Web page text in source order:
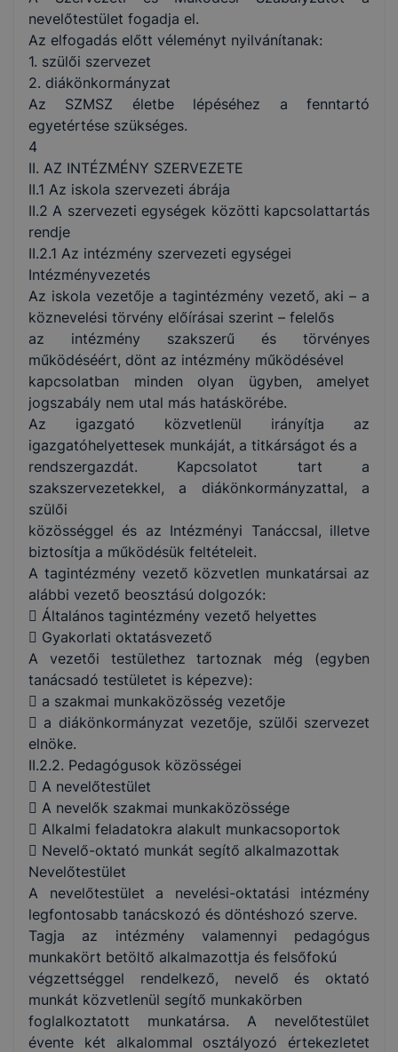
nevelőtestület fogadja el.
Az elfogadás előtt véleményt nyilvánítanak:
1. szülői szervezet
2. diákönkormányzat
Az SZMSZ életbe lépéséhez a fenntartó
egyetértése szükséges.
4
II. AZ INTÉZMÉNY SZERVEZETE
II.1 Az iskola szervezeti ábrája
II.2 A szervezeti egységek közötti kapcsolattartás
rendje
II.2.1 Az intézmény szervezeti egységei
Intézményvezetés
Az iskola vezetője a tagintézmény vezető, aki – a
köznevelési törvény előírásai szerint – felelős
az intézmény szakszerű és törvényes
működéséért, dönt az intézmény működésével
kapcsolatban minden olyan ügyben, amelyet
jogszabály nem utal más hatáskörébe.
Az igazgató közvetlenül irányítja az
igazgatóhelyettesek munkáját, a titkárságot és a
rendszergazdát. Kapcsolatot tart a
szakszervezetekkel, a diákönkormányzattal, a
szülői
közösséggel és az Intézményi Tanáccsal, illetve
biztosítja a működésük feltételeit.
A tagintézmény vezető közvetlen munkatársai az
alábbi vezető beosztású dolgozók:
 Általános tagintézmény vezető helyettes
 Gyakorlati oktatásvezető
A vezetői testülethez tartoznak még (egyben
tanácsadó testületet is képezve):
 a szakmai munkaközösség vezetője
 a diákönkormányzat vezetője, szülői szervezet
elnöke.
II.2.2. Pedagógusok közösségei
 A nevelőtestület
 A nevelők szakmai munkaközössége
 Alkalmi feladatokra alakult munkacsoportok
 Nevelő-oktató munkát segítő alkalmazottak
Nevelőtestület
A nevelőtestület a nevelési-oktatási intézmény
legfontosabb tanácskozó és döntéshozó szerve.
Tagja az intézmény valamennyi pedagógus
munkakört betöltő alkalmazottja és felsőfokú
végzettséggel rendelkező, nevelő és oktató
munkát közvetlenül segítő munkakörben
foglalkoztatott munkatársa. A nevelőtestület
évente két alkalommal osztályozó értekezletet